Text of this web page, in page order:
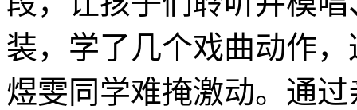
装，学了几个戏曲动作
煜雯同学难掩激动。通